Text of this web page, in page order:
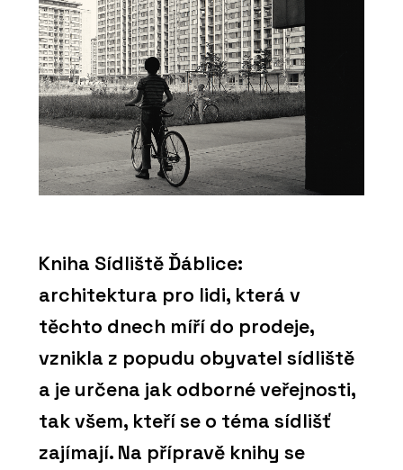
Kniha Sídliště Ďáblice:
architektura pro lidi, která v
těchto dnech míří do prodeje,
vznikla z popudu obyvatel sídliště
a je určena jak odborné veřejnosti,
tak všem, kteří se o téma sídlišť
zajímají. Na přípravě knihy se